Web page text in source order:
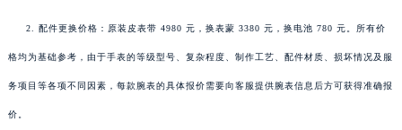
2. 配件更换价格：原装皮表带 4980 元，换表蒙 3380 元，换电池 780 元。所有价
格均为基础参考，由于手表的等级型号、复杂程度、制作工艺、配件材质、损坏情况及服
务项目等各项不同因素，每款腕表的具体报价需要向客服提供腕表信息后方可获得准确报
价。